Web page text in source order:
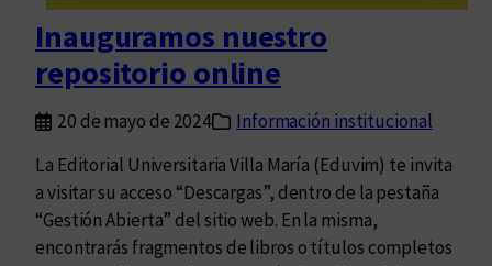
n
d
o
c
u
e
n
t
o
Inauguramos nuestro
repositorio online
20 de mayo de 2024
Información institucional
La Editorial Universitaria Villa María (Eduvim) te invita
a visitar su acceso “Descargas”, dentro de la pestaña
“Gestión Abierta” del sitio web. En la misma,
encontrarás fragmentos de libros o títulos completos